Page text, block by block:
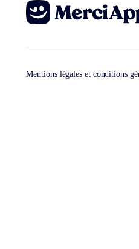
Mentions légales et conditions